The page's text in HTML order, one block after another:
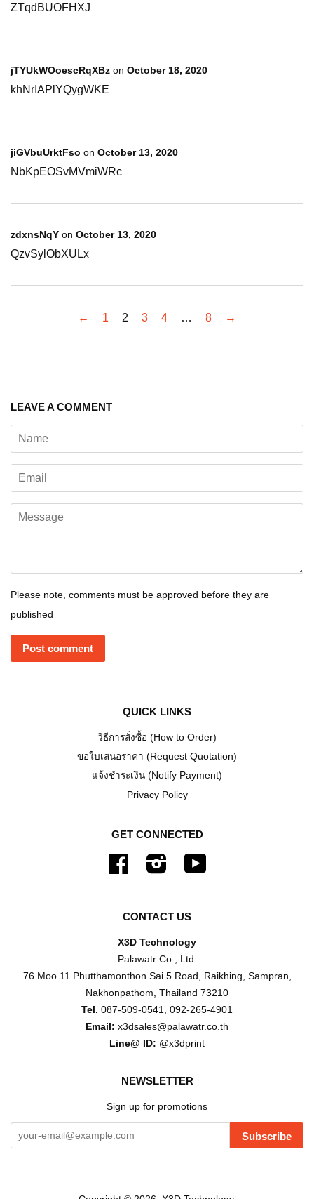
ZTqdBUOFHXJ
jTYUkWOoescRqXBz on October 18, 2020
khNrIAPlYQygWKE
jiGVbuUrktFso on October 13, 2020
NbKpEOSvMVmiWRc
zdxnsNqY on October 13, 2020
QzvSylObXULx
← 1 2 3 4 … 8 →
LEAVE A COMMENT
Name
Email
Message
Please note, comments must be approved before they are
published
QUICK LINKS
วิธีการสั่งซื้อ (How to Order)
ขอใบเสนอราคา (Request Quotation)
แจ้งชำระเงิน (Notify Payment)
Privacy Policy
GET CONNECTED
Facebook Instagram
CONTACT US
X3D Technology
Palawatr Co., Ltd.
76 Moo 11 Phutthamonthon Sai 5 Road, Raikhing, Sampran,
Nakhonpathom, Thailand 73210
Tel. 087-509-0541, 092-265-4901
Email: x3dsales@palawatr.co.th
Line@ ID: @x3dprint
NEWSLETTER
Sign up for promotions
Subscribe